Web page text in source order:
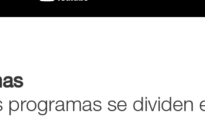
programas se dividen